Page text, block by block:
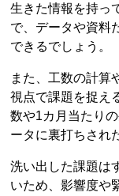
生きた情報を持っ
で、データや資料
できるでしょう。
また、工数の計算
視点で課題を捉え
数や1カ月当たり
ータに裏打ちされ
洗い出した課題は
いため、影響度や